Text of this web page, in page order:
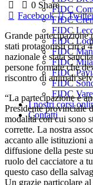
FIDC
FIDC
FIDC
FIDC Lodi
FIDC
FIDC
FIDC
FIDC
FIDC
I nostri corsi
Contatti
0 Share
Facebook
Grande partecipazione
stati protagonisti circa
nazionale è stata
persone formate che
riscontro di animali
“La partecipazione è
Presidente provinciale
modalità con cui sono
corrette. La nostra
accanto alle istituzioni
diffusione della peste
ruolo del cacciatore a
questo caso della
Un grazie particolare